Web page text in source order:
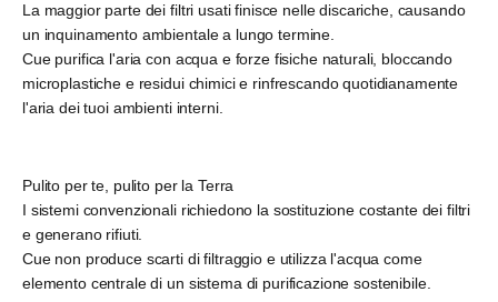
La maggior parte dei filtri usati finisce nelle discariche, causando
un inquinamento ambientale a lungo termine.
Cue purifica l'aria con acqua e forze fisiche naturali, bloccando
microplastiche e residui chimici e rinfrescando quotidianamente
l'aria dei tuoi ambienti interni.
Pulito per te, pulito per la Terra
I sistemi convenzionali richiedono la sostituzione costante dei filtri
e generano rifiuti.
Cue non produce scarti di filtraggio e utilizza l'acqua come
elemento centrale di un sistema di purificazione sostenibile.